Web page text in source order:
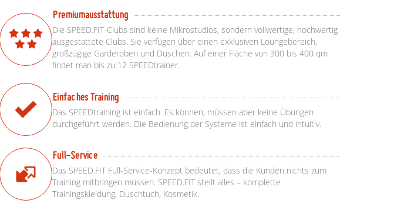
Premiumausstattung
Die SPEED.FIT-Clubs sind keine Mikrostudios, sondern vollwertige, hochwertig
ausgestattete Clubs. Sie verfügen über einen exklusiven Loungebereich,
großzügige Garderoben und Duschen. Auf einer Fläche von 300 bis 400 qm
findet man bis zu 12 SPEEDtrainer.
Einfaches Training
Das SPEEDtraining ist einfach. Es können, müssen aber keine Übungen
durchgeführt werden. Die Bedienung der Systeme ist einfach und intuitiv.
Full-Service
Das SPEED.FIT Full-Service-Konzept bedeutet, dass die Kunden nichts zum
Training mitbringen müssen. SPEED.FIT stellt alles – komplette
Trainingskleidung, Duschtuch, Kosmetik.